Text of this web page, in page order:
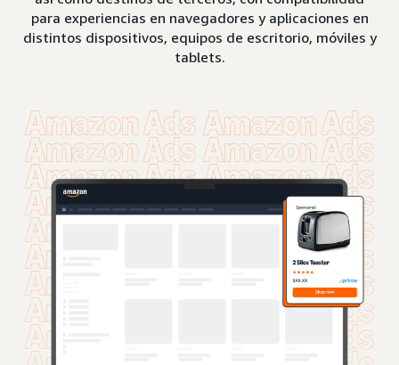
para experiencias en navegadores y aplicaciones en
distintos dispositivos, equipos de escritorio, móviles y
tablets.